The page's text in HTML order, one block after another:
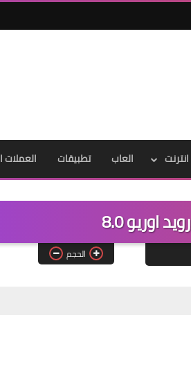
انترنت العاب تطبيقات العملات
الحجم